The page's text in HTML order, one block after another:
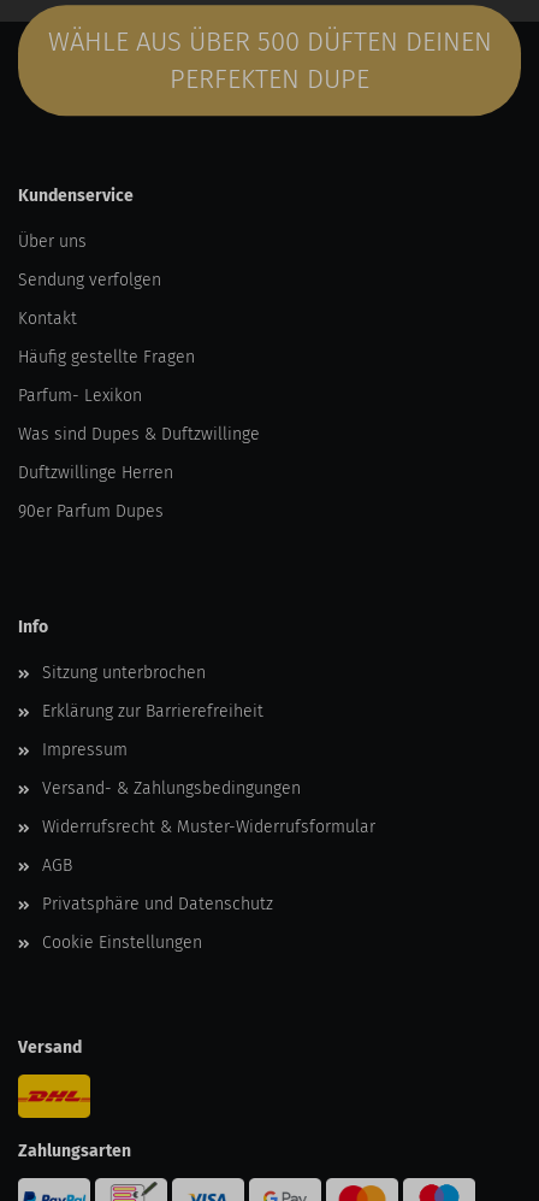
WÄHLE AUS ÜBER 500 DÜFTEN DEINEN
PERFEKTEN DUPE
Kundenservice
Über uns
Sendung verfolgen
Kontakt
Häufig gestellte Fragen
Parfum- Lexikon
Was sind Dupes & Duftzwillinge
Duftzwillinge Herren
90er Parfum Dupes
Info
Sitzung unterbrochen
Erklärung zur Barrierefreiheit
Impressum
Versand- & Zahlungsbedingungen
Widerrufsrecht & Muster-Widerrufsformular
AGB
Privatsphäre und Datenschutz
Cookie Einstellungen
Versand
Zahlungsarten